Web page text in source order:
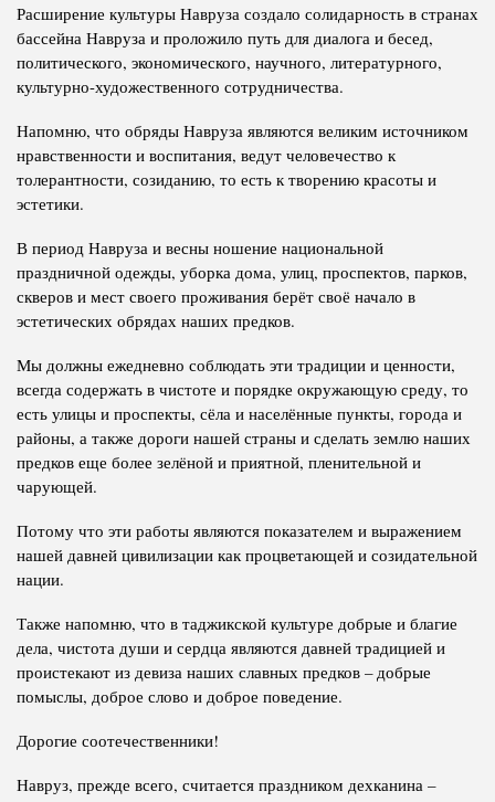
Расширение культуры Навруза создало солидарность в странах
бассейна Навруза и проложило путь для диалога и бесед,
политического, экономического, научного, литературного,
культурно-художественного сотрудничества.
Напомню, что обряды Навруза являются великим источником
нравственности и воспитания, ведут человечество к
толерантности, созиданию, то есть к творению красоты и
эстетики.
В период Навруза и весны ношение национальной
праздничной одежды, уборка дома, улиц, проспектов, парков,
скверов и мест своего проживания берёт своё начало в
эстетических обрядах наших предков.
Мы должны ежедневно соблюдать эти традиции и ценности,
всегда содержать в чистоте и порядке окружающую среду, то
есть улицы и проспекты, сёла и населённые пункты, города и
районы, а также дороги нашей страны и сделать землю наших
предков еще более зелёной и приятной, пленительной и
чарующей.
Потому что эти работы являются показателем и выражением
нашей давней цивилизации как процветающей и созидательной
нации.
Также напомню, что в таджикской культуре добрые и благие
дела, чистота души и сердца являются давней традицией и
проистекают из девиза наших славных предков – добрые
помыслы, доброе слово и доброе поведение.
Дорогие соотечественники!
Навруз, прежде всего, считается праздником дехканина –